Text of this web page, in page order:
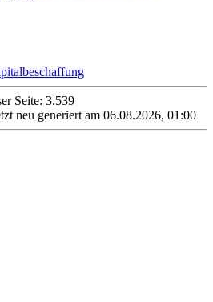
Seite: 3.539
neu generiert am 06.08.2026, 01:00